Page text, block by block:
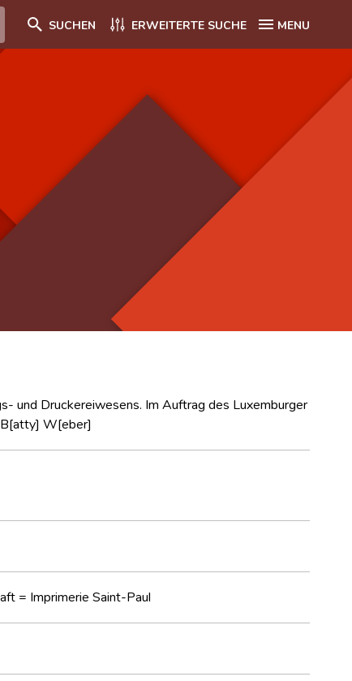
SUCHEN ERWEITERTE SUCHE MENU
und Druckereiwesens. Im Auftrag des Luxemburger
B[atty] W[eber]
= Imprimerie Saint-Paul